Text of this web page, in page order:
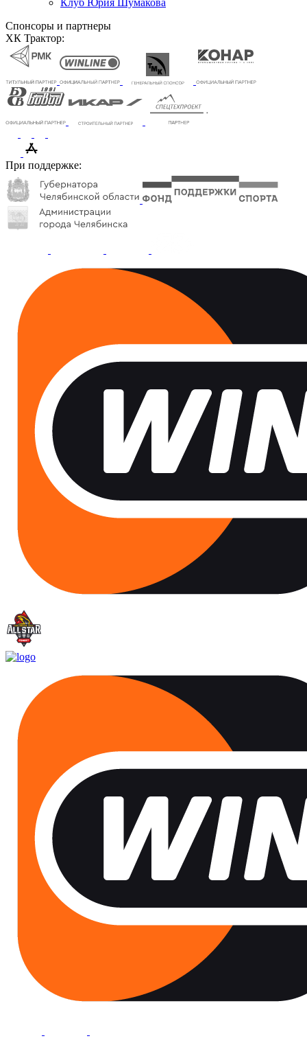
Клуб Юрия Шумакова
Спонсоры и партнеры
ХК Трактор:
При поддержке: